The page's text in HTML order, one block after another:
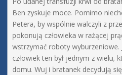
Ben zyskuje moce. Pomimo
Petera, by wspólnie walczyli z
pokonują człowieka w rażącej
wstrzymać roboty wyburzeniowe.
człowiek ten był jednym z wielu,
domu. Wuj i bratanek decydują